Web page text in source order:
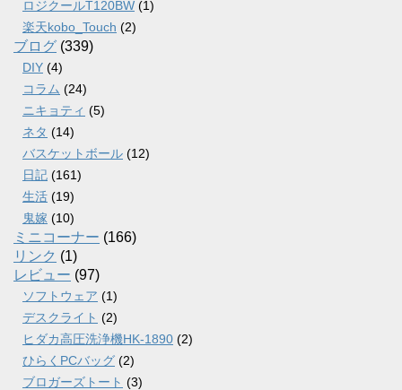
ロジクールT120BW (1)
楽天kobo_Touch (2)
ブログ (339)
DIY (4)
コラム (24)
ニキョティ (5)
ネタ (14)
バスケットボール (12)
日記 (161)
生活 (19)
鬼嫁 (10)
ミニコーナー (166)
リンク (1)
レビュー (97)
ソフトウェア (1)
デスクライト (2)
ヒダカ高圧洗浄機HK-1890 (2)
ひらくPCバッグ (2)
ブロガーズトート (3)